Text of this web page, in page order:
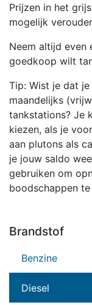
Prijzen in het
mogelijk
Neem altijd even
goedkoop wilt
Tip: Wist je dat je
maandelijks
tankstations? Je
kiezen, als je
aan plutons als
je jouw saldo
gebruiken om
boodschappen
Brandstof
Benzine
Diesel